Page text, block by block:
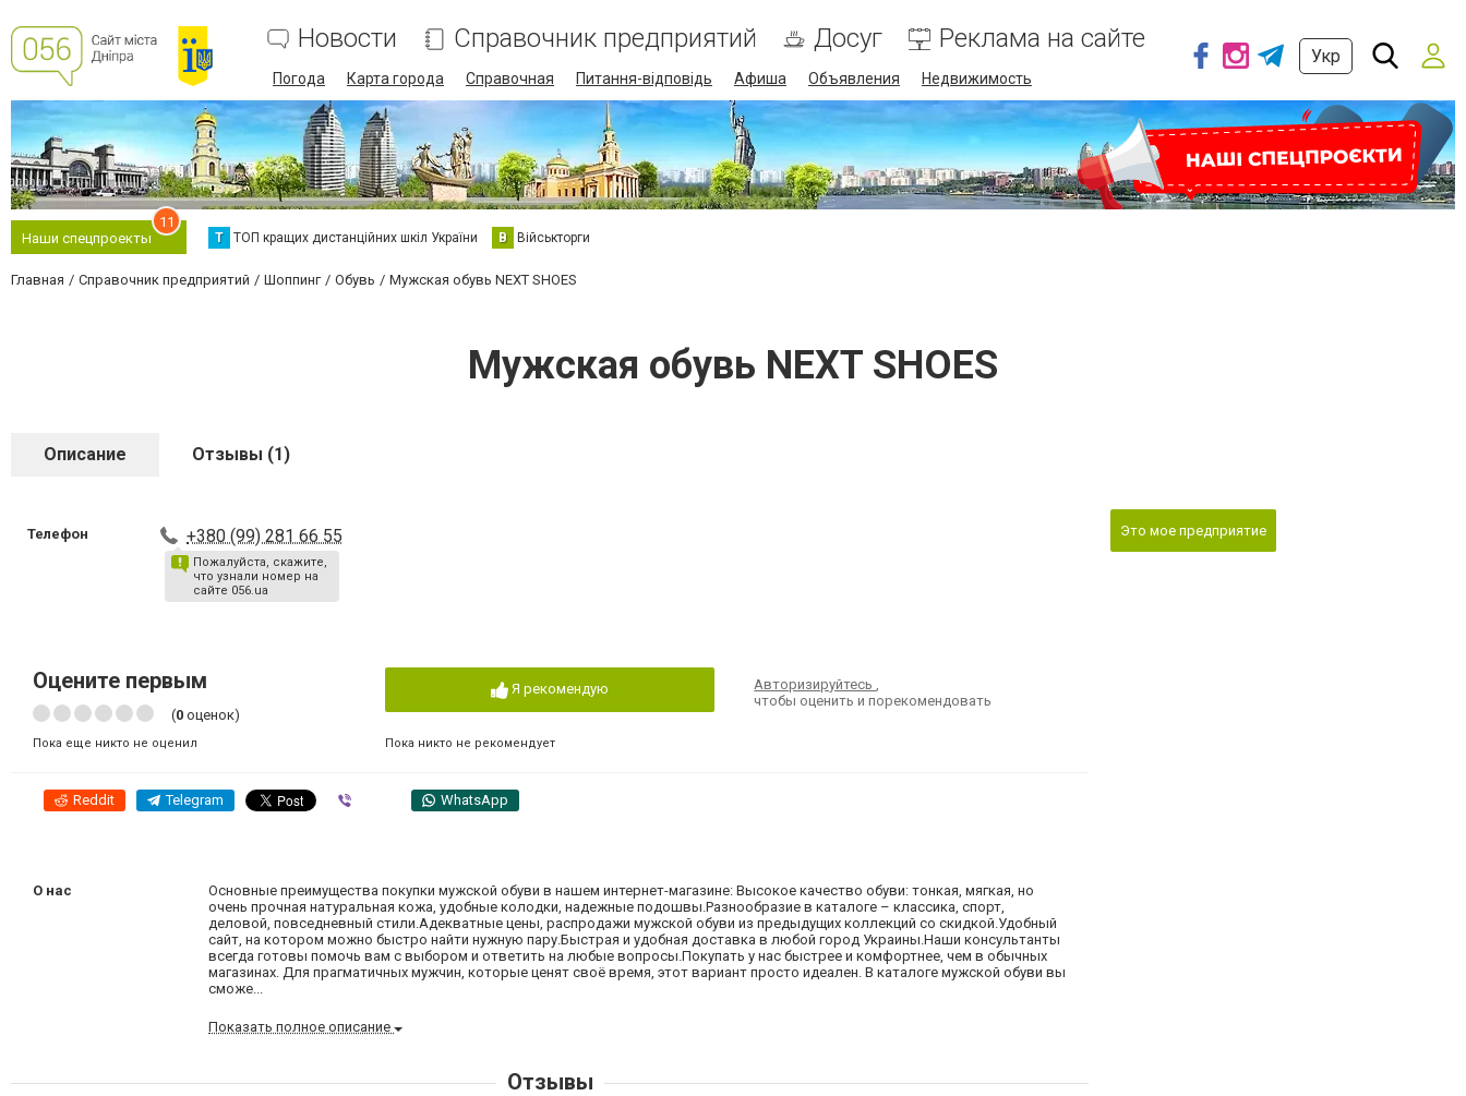
Новости Справочник предприятий Досуг Реклама на сайте
Погода Карта города Справочная Питання-відповідь Афиша Объявления Недвижимость
Укр
Наши спецпроекты
11
Т ТОП кращих дистанційних шкіл України В Військторги
Главная Справочник предприятий Шоппинг Обувь Мужская обувь NEXT SHOES
Мужская обувь NEXT SHOES
Описание Отзывы (1)
Телефон +380 (99) 281 66 55
Пожалуйста, скажите,
что узнали номер на
сайте 056.ua
Оцените первым
(0 оценок)
Пока еще никто не оценил
Я рекомендую
Пока никто не рекомендует
Авторизируйтесь,
чтобы оценить и порекомендовать
Reddit Telegram WhatsApp
О нас
Основные преимущества покупки мужской обуви в нашем интернет-магазине: Высокое качество обуви: тонкая, мягкая, но
очень прочная натуральная кожа, удобные колодки, надежные подошвы.Разнообразие в каталоге – классика, спорт,
деловой, повседневный стили.Адекватные цены, распродажи мужской обуви из предыдущих коллекций со скидкой.Удобный
сайт, на котором можно быстро найти нужную пару.Быстрая и удобная доставка в любой город Украины.Наши консультанты
всегда готовы помочь вам с выбором и ответить на любые вопросы.Покупать у нас быстрее и комфортнее, чем в обычных
магазинах. Для прагматичных мужчин, которые ценят своё время, этот вариант просто идеален. В каталоге мужской обуви вы
сможе...
Показать полное описание
Это мое предприятие
Отзывы